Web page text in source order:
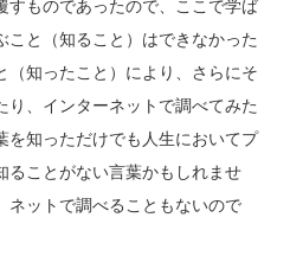
すものであったので、ここで学ば
こと（知ること）はできなかった
（知ったこと）により、さらにそ
、インターネットで調べてみた
を知っただけでも人生においてプ
ることがない言葉かもしれませ
ネットで調べることもないので